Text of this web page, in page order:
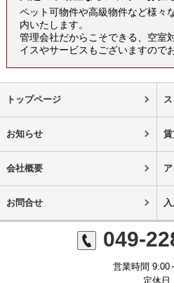
ペット可物件や高級物件など様々
内いたします。
管理会社だからこそできる、空室
イスやサービスもございますので
トップページ
お知らせ
会社概要
お問合せ
049-
営業時間 9:00
定休日